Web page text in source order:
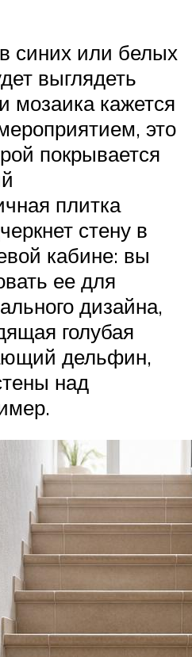
синих или белых
выглядеть
мозаика кажется
это
покрывается
плитка
стену в
кабине: вы
ее для
дизайна,
голубая
дельфин,
над